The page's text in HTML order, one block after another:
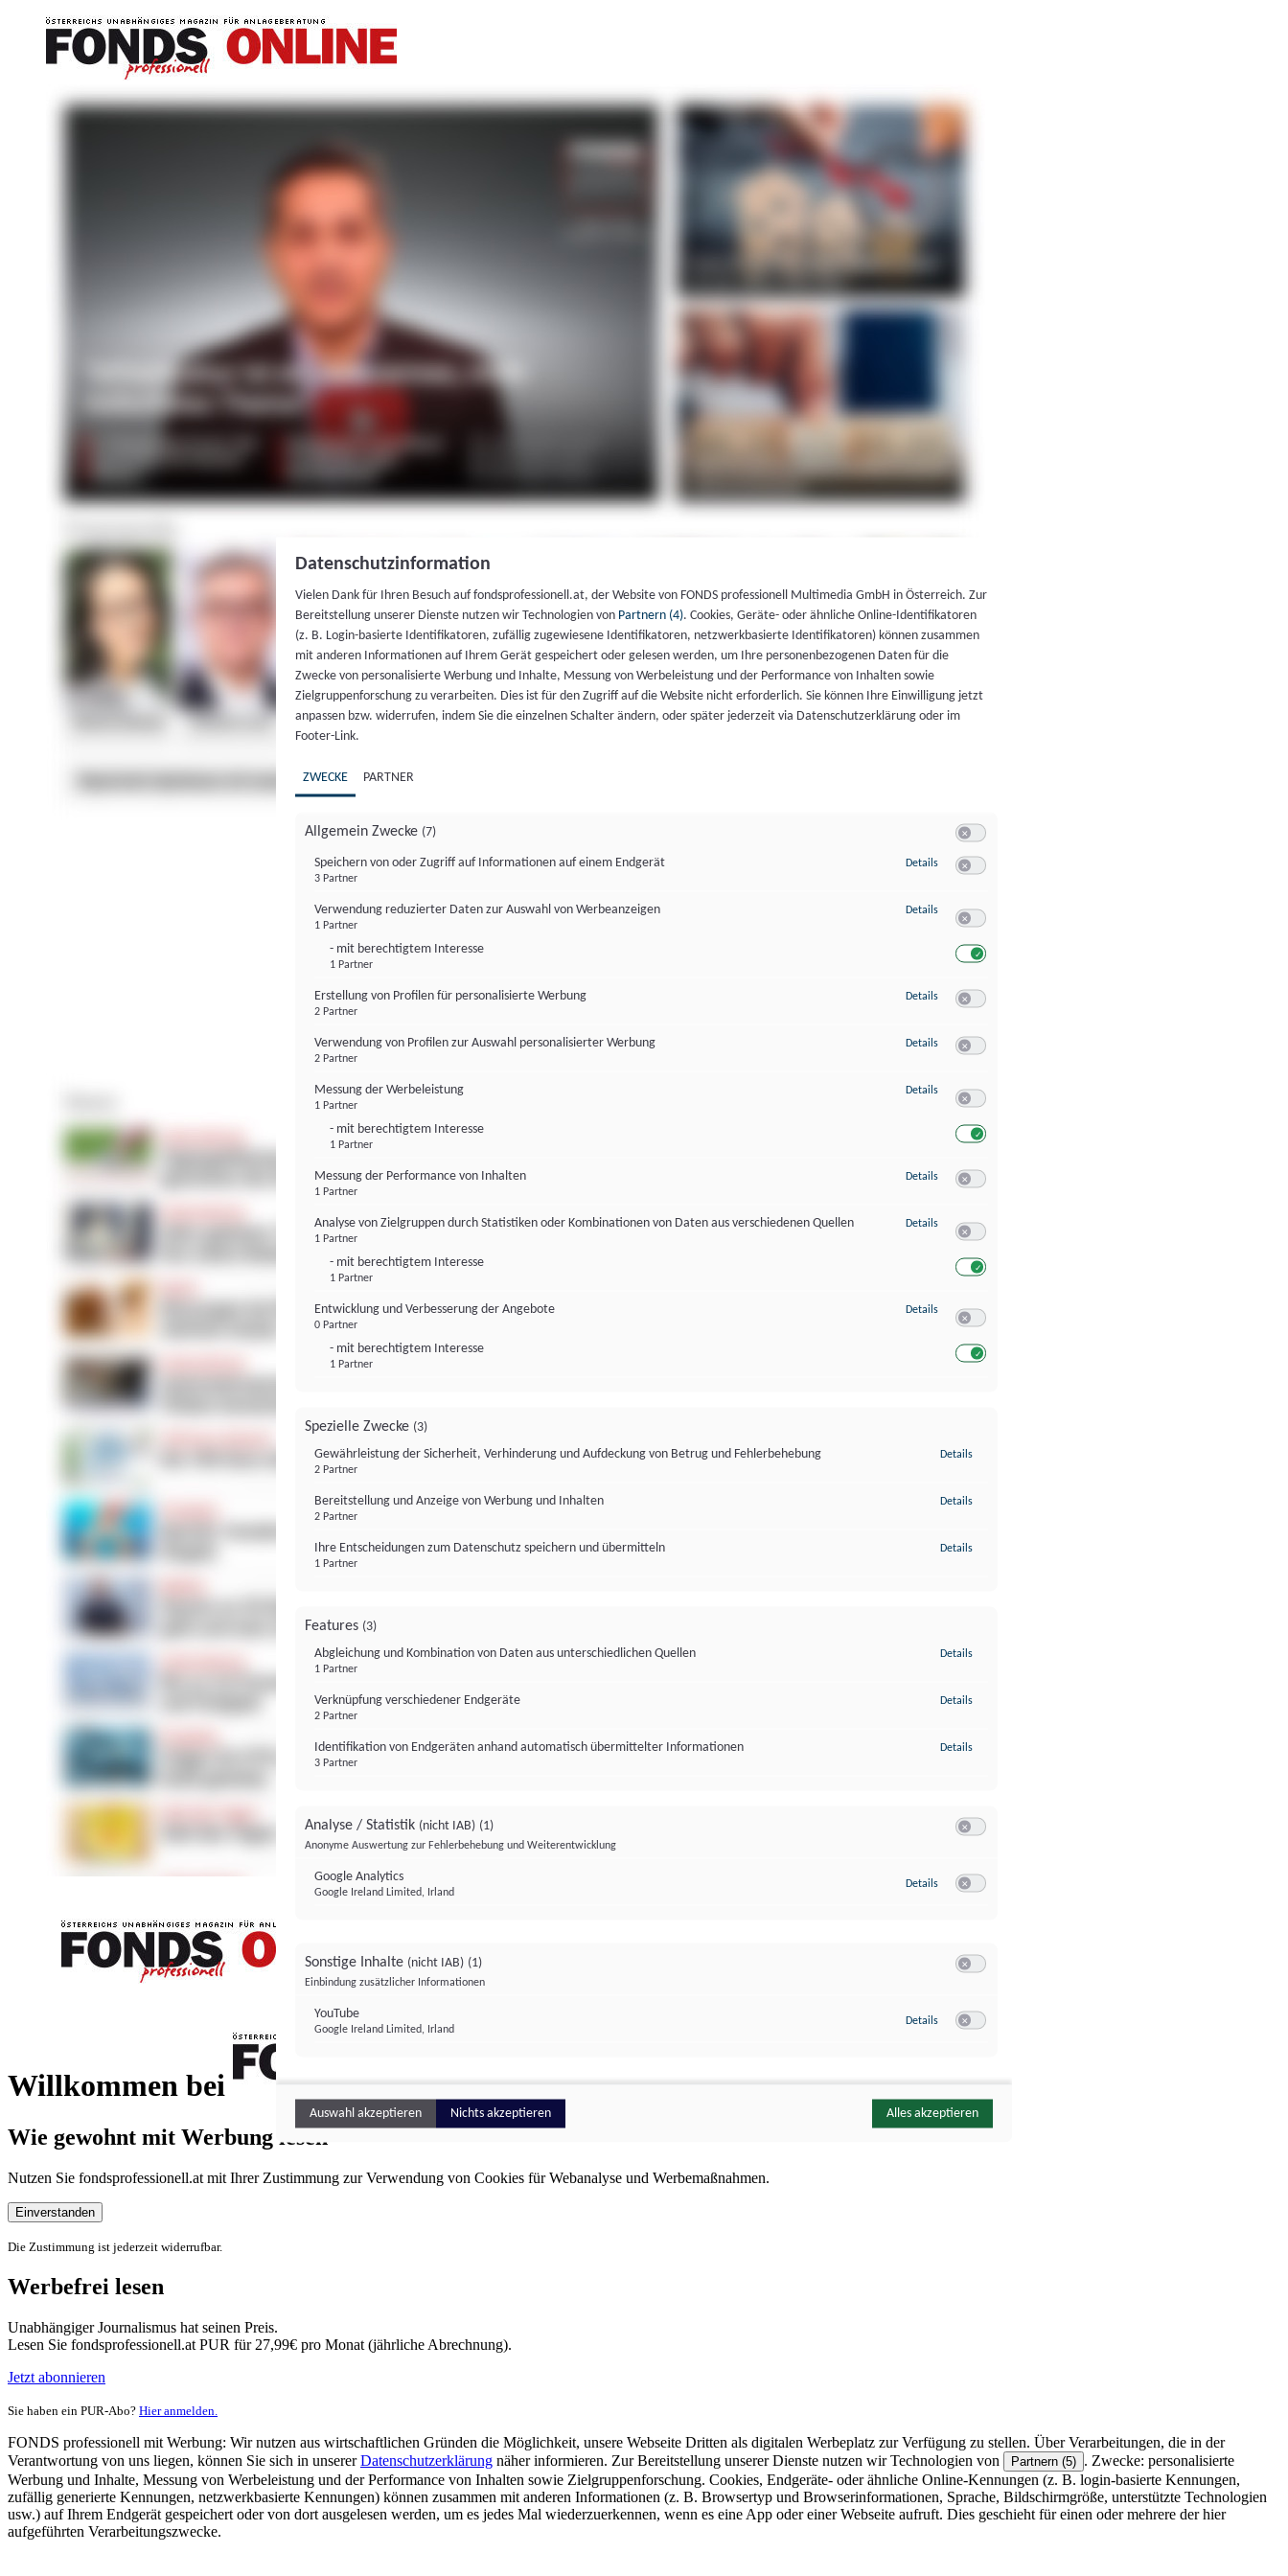
Willkommen bei
FONDS professionell
Wie gewohnt mit Werbung lesen
Nutzen Sie fondsprofessionell.at mit Ihrer Zustimmung zur Verwendung von Cookies für Webanalyse und Werbemaßnahmen.
Einverstanden
Die Zustimmung ist jederzeit widerrufbar.
Werbefrei lesen
Unabhängiger Journalismus hat seinen Preis.
Lesen Sie fondsprofessionell.at PUR für 27,99€ pro Monat (jährliche Abrechnung).
Jetzt abonnieren
Sie haben ein PUR-Abo? Hier anmelden.
FONDS professionell mit Werbung: Wir nutzen aus wirtschaftlichen Gründen die Möglichkeit, unsere Webseite Dritten als digitalen Werbeplatz zur Verfügung zu stellen. Über Verarbeitungen, die in der
Verantwortung von uns liegen, können Sie sich in unsererDatenschutzerklärung näher informieren. Zur Bereitstellung unserer Dienste nutzen wir Technologien von Partnern (5) . Zwecke: personalisierte
Werbung und Inhalte, Messung von Werbeleistung und der Performance von Inhalten sowie Zielgruppenforschung. Cookies, Endgeräte- oder ähnliche Online-Kennungen (z. B. login-basierte Kennungen,
zufällig generierte Kennungen, netzwerkbasierte Kennungen) können zusammen mit anderen Informationen (z. B. Browsertyp und Browserinformationen, Sprache, Bildschirmgröße, unterstützte Technologien
usw.) auf Ihrem Endgerät gespeichert oder von dort ausgelesen werden, um es jedes Mal wiederzuerkennen, wenn es eine App oder einer Webseite aufruft. Dies geschieht für einen oder mehrere der hier
aufgeführten Verarbeitungszwecke.
Datenschutzinformation
Vielen Dank für Ihren Besuch auf fondsprofessionell.at, der Website von FONDS professionell Multimedia GmbH in Österreich. Zur
Bereitstellung unserer Dienste nutzen wir Technologien von Partnern (4). Cookies, Geräte- oder ähnliche Online-Identifikatoren
(z. B. Login-basierte Identifikatoren, zufällig zugewiesene Identifikatoren, netzwerkbasierte Identifikatoren) können zusammen
mit anderen Informationen auf Ihrem Gerät gespeichert oder gelesen werden, um Ihre personenbezogenen Daten für die
Zwecke von personalisierte Werbung und Inhalte, Messung von Werbeleistung und der Performance von Inhalten sowie
Zielgruppenforschung zu verarbeiten. Dies ist für den Zugriff auf die Website nicht erforderlich. Sie können Ihre Einwilligung jetzt
anpassen bzw. widerrufen, indem Sie die einzelnen Schalter ändern, oder später jederzeit via Datenschutzerklärung oder im
Footer-Link.
ZWECKE PARTNER
Allgemein Zwecke (7)
Speichern von oder Zugriff auf Informationen auf einem Endgerät
3 Partner
Details zu Speichern von oder Zugriff auf Informationen auf einem Endgerät
Verwendung reduzierter Daten zur Auswahl von Werbeanzeigen
1 Partner
- mit berechtigtem Interesse
1 Partner
Details zu Verwendung reduzierter Daten zur Auswahl von Werbeanzeigen
Erstellung von Profilen für personalisierte Werbung
2 Partner
Details zu Erstellung von Profilen für personalisierte Werbung
Verwendung von Profilen zur Auswahl personalisierter Werbung
2 Partner
Details zu Verwendung von Profilen zur Auswahl personalisierter Werbung
Messung der Werbeleistung
1 Partner
- mit berechtigtem Interesse
1 Partner
Details zu Messung der Werbeleistung
Messung der Performance von Inhalten
1 Partner
Details zu Messung der Performance von Inhalten
Analyse von Zielgruppen durch Statistiken oder Kombinationen von Daten aus verschiedenen Quellen
1 Partner
- mit berechtigtem Interesse
1 Partner
Details zu Analyse von Zielgruppen durch Statistiken oder Kombinationen von
Entwicklung und Verbesserung der Angebote
0 Partner
- mit berechtigtem Interesse
1 Partner
Details zu Entwicklung und Verbesserung der Angebote
Spezielle Zwecke (3)
Gewährleistung der Sicherheit, Verhinderung und Aufdeckung von Betrug und Fehlerbehebung
2 Partner
Details
Bereitstellung und Anzeige von Werbung und Inhalten
2 Partner
Details
Ihre Entscheidungen zum Datenschutz speichern und übermitteln
1 Partner
Details
Features (3)
Abgleichung und Kombination von Daten aus unterschiedlichen Quellen
1 Partner
Details
Verknüpfung verschiedener Endgeräte
2 Partner
Details
Identifikation von Endgeräten anhand automatisch übermittelter Informationen
3 Partner
Details
Analyse / Statistik (nicht IAB) (1)
Anonyme Auswertung zur Fehlerbehebung und Weiterentwicklung
Google Analytics
Google Ireland Limited, Irland
Details zu Google Analytics
Sonstige Inhalte (nicht IAB) (1)
Einbindung zusätzlicher Informationen
YouTube
Google Ireland Limited, Irland
Details zu YouTube
Auswahl akzeptieren Nichts akzeptieren Alles akzeptieren